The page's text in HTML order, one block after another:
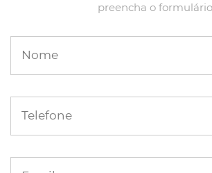
preencha o formulário
Nome
Telefone